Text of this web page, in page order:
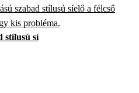
szabad stílusú síelő a félcső
kis probléma.
stílusú sí